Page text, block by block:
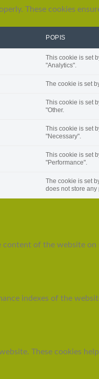
These cookies
POPIS
This cookie is set
"Analytics".
The cookie is set
This cookie is set
"Other.
This cookie is set
"Necessary".
This cookie is set
"Performance".
The cookie is set
does not store
of the website
indexes of the
These cookies